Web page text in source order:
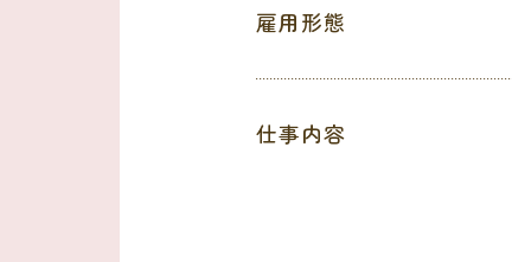
雇用形態
仕事内容